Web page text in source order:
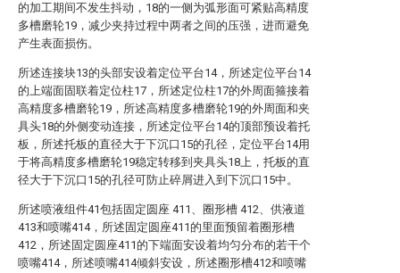
的加工期间不发生抖动，18的一侧为弧形面可紧贴高精度
多槽磨轮19，减少夹持过程中两者之间的压强，进而避免
产生表面损伤。
所述连接块13的头部安设着定位平台14，所述定位平台14
的上端面固联着定位柱17，所述定位柱17的外周面箍接着
高精度多槽磨轮19，所述高精度多槽磨轮19的外周面和夹
具头18的外侧变动连接，所述定位平台14的顶部预设着托
板，所述托板的直径大于下沉口15的孔径，定位平台14用
于将高精度多槽磨轮19稳定转移到夹具头18上，托板的直
径大于下沉口15的孔径可防止碎屑进入到下沉口15中。
所述喷液组件41包括固定圆座 411、圈形槽 412、供液道
413和喷嘴414，所述固定圆座411的里面预留着圈形槽
412，所述固定圆座411的下端面安设着均匀分布的若干个
喷嘴414，所述喷嘴414倾斜安设，所述圈形槽412和喷嘴